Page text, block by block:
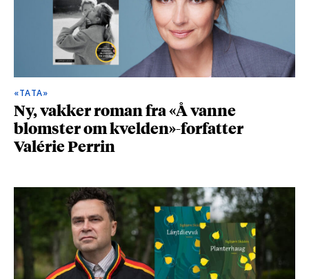
«TATA»
Ny, vakker roman fra «Å vanne
blomster om kvelden»-forfatter
Valérie Perrin